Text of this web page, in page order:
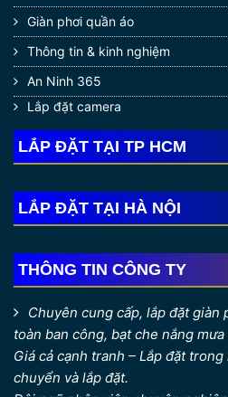
Giàn phơi quần áo
Thông tin & kinh nghiệm
An Ninh 365
Lắp đặt camera
LẮP ĐẶT TẠI TP HCM
LẮP ĐẶT TẠI HÀ NỘI
THÔNG TIN CÔNG TY
Chuyên cung cấp, lắp đặt giàn
toàn ban công, bạt che nắng
Giá cả cạnh tranh – Lắp đặt
chuyển và lắp đặt.